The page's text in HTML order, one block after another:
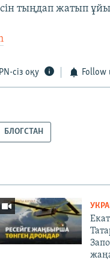
тыңдап жатып
сіз оқу Follow
БЛОГСТАН